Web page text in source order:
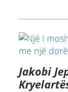
Jakobi